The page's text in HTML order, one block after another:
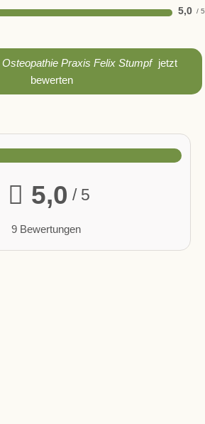
5,0
Osteopathie Praxis Felix Stumpf
jetzt
bewerten
5,0 / 5
9 Bewertungen